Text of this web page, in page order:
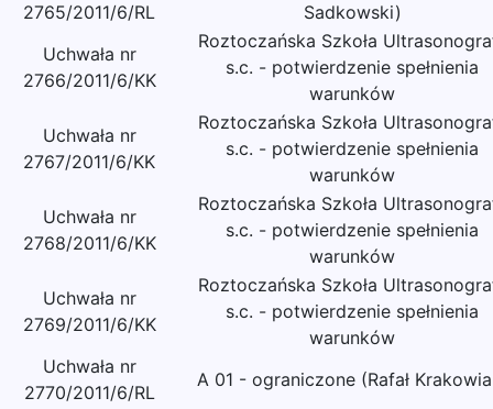
2765/2011/6/RL
Sadkowski)
Uchwała nr
2766/2011/6/KK
Roztoczańska Szkoła
s.c. - potwierdzenie spełnienia
warunków
Uchwała nr
2767/2011/6/KK
Roztoczańska Szkoła
s.c. - potwierdzenie spełnienia
warunków
Uchwała nr
2768/2011/6/KK
Roztoczańska Szkoła
s.c. - potwierdzenie spełnienia
warunków
Uchwała nr
2769/2011/6/KK
Roztoczańska Szkoła
s.c. - potwierdzenie spełnienia
warunków
Uchwała nr
2770/2011/6/RL
A 01 - ograniczone (Rafał